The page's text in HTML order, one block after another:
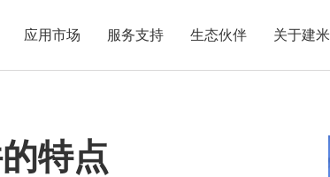
应用市场 服务支持 生态伙伴 关于建米
特点